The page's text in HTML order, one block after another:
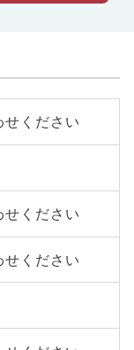
ください
ください
ください